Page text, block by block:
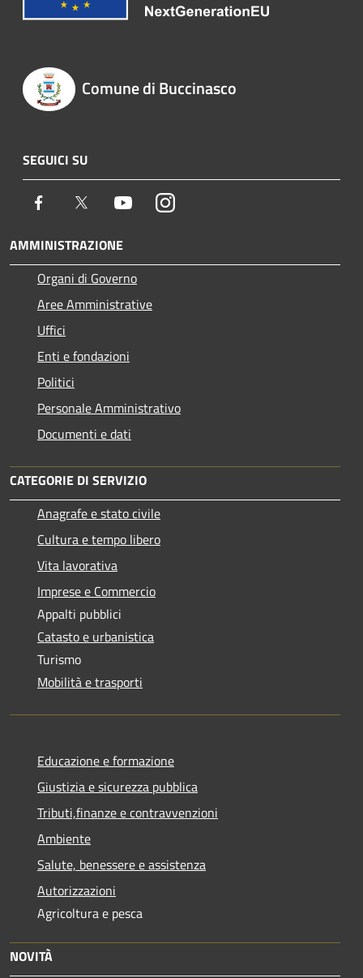
Comune di Buccinasco
SEGUICI SU
Facebook Twitter YoutubeInstagram
AMMINISTRAZIONE
Organi di Governo
Aree Amministrative
Uffici
Enti e fondazioni
Politici
Personale Amministrativo
Documenti e dati
CATEGORIE DI SERVIZIO
Anagrafe e stato civile
Cultura e tempo libero
Vita lavorativa
Imprese e Commercio
Appalti pubblici
Catasto e urbanistica
Turismo
Mobilità e trasporti
Educazione e formazione
Giustizia e sicurezza pubblica
Tributi,finanze e contravvenzioni
Ambiente
Salute, benessere e assistenza
Autorizzazioni
Agricoltura e pesca
NOVITÀ